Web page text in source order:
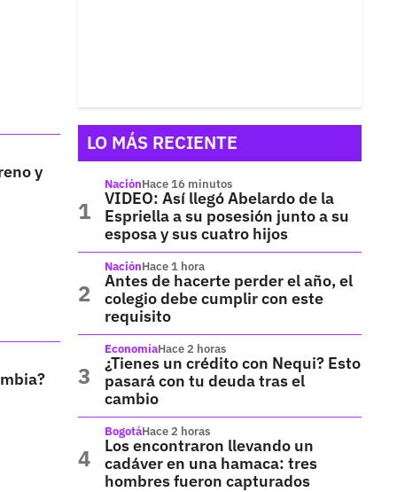
y
LO MÁS RECIENTE
NaciónHace 16 minutos
VIDEO: Así llegó Abelardo de la
Espriella a su posesión junto a su
esposa y sus cuatro hijos
NaciónHace 1 hora
Antes de hacerte perder el año, el
colegio debe cumplir con este
requisito
EconomíaHace 2 horas
¿Tienes un crédito con Nequi? Esto
pasará con tu deuda tras el
cambio
BogotáHace 2 horas
Los encontraron llevando un
cadáver en una hamaca: tres
hombres fueron capturados